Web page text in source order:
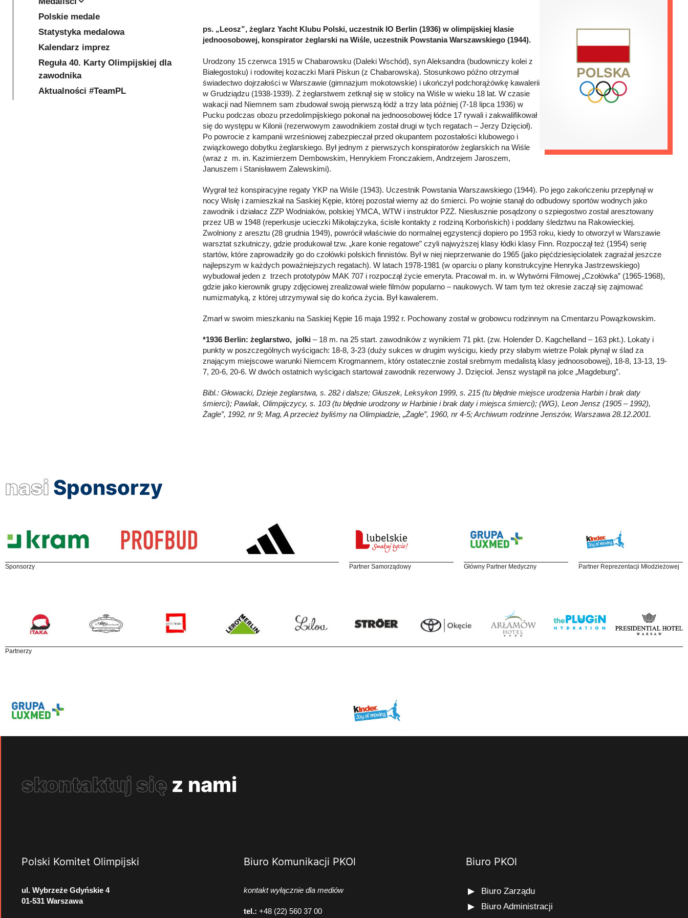
ps. „Leosz”, żeglarz Yacht Klubu Polski, uczestnik IO Berlin (1936) w olimpijskiej klasie
jednoosobowej, konspirator żeglarski na Wiśle, uczestnik Powstania Warszawskiego (1944).
Urodzony 15 czerwca 1915 w Chabarowsku (Daleki Wschód), syn Aleksandra (budowniczy kolei z
Białegostoku) i rodowitej kozaczki Marii Piskun (z Chabarowska). Stosunkowo późno otrzymał
świadectwo dojrzałości w Warszawie (gimnazjum mokotowskie) i ukończył podchorążówkę kawalerii
w Grudziądzu (1938-1939). Z żeglarstwem zetknął się w stolicy na Wiśle w wieku 18 lat. W czasie
wakacji nad Niemnem sam zbudował swoją pierwszą łódź a trzy lata później (7-18 lipca 1936) w
Pucku podczas obozu przedolimpijskiego pokonał na jednoosobowej łódce 17 rywali i zakwalifikował
się do występu w Kilonii (rezerwowym zawodnikiem został drugi w tych regatach – Jerzy Dzięcioł).
Po powrocie z kampanii wrześniowej zabezpieczał przed okupantem pozostałości klubowego i
związkowego dobytku żeglarskiego. Był jednym z pierwszych konspiratorów żeglarskich na Wiśle
(wraz z m. in. Kazimierzem Dembowskim, Henrykiem Fronczakiem, Andrzejem Jaroszem,
Januszem i Stanisławem Zalewskimi).
Wygrał też konspiracyjne regaty YKP na Wiśle (1943). Uczestnik Powstania Warszawskiego (1944). Po jego zakończeniu przepłynął w
nocy Wisłę i zamieszkał na Saskiej Kępie, której pozostał wierny aż do śmierci. Po wojnie stanął do odbudowy sportów wodnych jako
zawodnik i działacz ZZP Wodniaków, polskiej YMCA, WTW i instruktor PZŻ. Niesłusznie posądzony o szpiegostwo został aresztowany
przez UB w 1948 (reperkusje ucieczki Mikołajczyka, ścisłe kontakty z rodziną Korbońskich) i poddany śledztwu na Rakowieckiej.
Zwolniony z aresztu (28 grudnia 1949), powrócił właściwie do normalnej egzystencji dopiero po 1953 roku, kiedy to otworzył w Warszawie
warsztat szkutniczy, gdzie produkował tzw. „kare konie regatowe” czyli najwyższej klasy łódki klasy Finn. Rozpoczął też (1954) serię
startów, które zaprowadziły go do czołówki polskich finnistów. Był w niej nieprzerwanie do 1965 (jako pięćdziesięciolatek zagrażał jeszcze
najlepszym w każdych poważniejszych regatach). W latach 1978-1981 (w oparciu o plany konstrukcyjne Henryka Jastrzewskiego)
wybudował jeden z trzech prototypów MAK 707 i rozpoczął życie emeryta. Pracował m. in. w Wytwórni Filmowej „Czołówka” (1965-1968),
gdzie jako kierownik grupy zdjęciowej zrealizował wiele filmów popularno – naukowych. W tam tym też okresie zaczął się zajmować
numizmatyką, z której utrzymywał się do końca życia. Był kawalerem.
Zmarł w swoim mieszkaniu na Saskiej Kępie 16 maja 1992 r. Pochowany został w grobowcu rodzinnym na Cmentarzu Powązkowskim.
*1936 Berlin: żeglarstwo, jolki – 18 m. na 25 start. zawodników z wynikiem 71 pkt. (zw. Holender D. Kagchelland – 163 pkt.). Lokaty i
punkty w poszczególnych wyścigach: 18-8, 3-23 (duży sukces w drugim wyścigu, kiedy przy słabym wietrze Polak płynął w ślad za
znającym miejscowe warunki Niemcem Krogmannem, który ostatecznie został srebrnym medalistą klasy jednoosobowej), 18-8, 13-13, 19-
7, 20-6, 20-6. W dwóch ostatnich wyścigach startował zawodnik rezerwowy J. Dzięcioł. Jensz wystąpił na jolce „Magdeburg”.
Bibl.: Głowacki, Dzieje żeglarstwa, s. 282 i dalsze; Głuszek, Leksykon 1999, s. 215 (tu błędnie miejsce urodzenia Harbin i brak daty
śmierci); Pawlak, Olimpijczycy, s. 103 (tu błędnie urodzony w Harbinie i brak daty i miejsca śmierci); (WG), Leon Jensz (1905 – 1992),
Żagle”, 1992, nr 9; Mag, A przecież byliśmy na Olimpiadzie, „Żagle”, 1960, nr 4-5; Archiwum rodzinne Jenszów, Warszawa 28.12.2001.
Polskie medale
Statystyka medalowa
Kalendarz imprez
Reguła 40. Karty Olimpijskiej dla
zawodnika
Aktualności #TeamPL
nasi Sponsorzy
Sponsorzy Partner Samorządowy Główny Partner Medyczny Partner Reprezentacji Młodzieżowej
Partnerzy
skontaktuj się z nami
Polski Komitet Olimpijski
ul. Wybrzeże Gdyńskie 4
01-531 Warszawa
Biuro Komunikacji PKOl
kontakt wyłącznie dla mediów
tel.: +48 (22) 560 37 00
Biuro PKOl
Biuro Zarządu
Biuro Administracji